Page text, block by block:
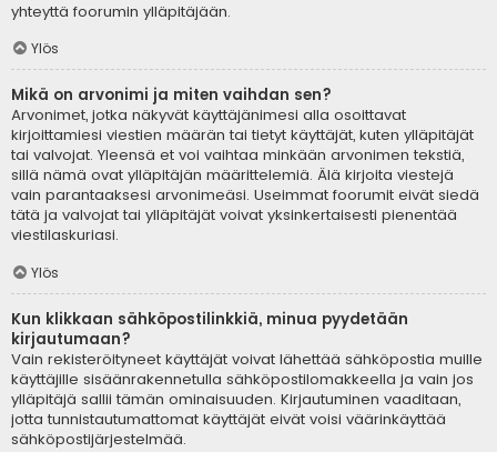
yhteyttä foorumin ylläpitäjään.
Ylös
Mikä on arvonimi ja miten vaihdan sen?
Arvonimet, jotka näkyvät käyttäjänimesi alla osoittavat
kirjoittamiesi viestien määrän tai tietyt käyttäjät, kuten ylläpitäjät
tai valvojat. Yleensä et voi vaihtaa minkään arvonimen tekstiä,
sillä nämä ovat ylläpitäjän määrittelemiä. Älä kirjoita viestejä
vain parantaaksesi arvonimeäsi. Useimmat foorumit eivät siedä
tätä ja valvojat tai ylläpitäjät voivat yksinkertaisesti pienentää
viestilaskuriasi.
Ylös
Kun klikkaan sähköpostilinkkiä, minua pyydetään
kirjautumaan?
Vain rekisteröityneet käyttäjät voivat lähettää sähköpostia muille
käyttäjille sisäänrakennetulla sähköpostilomakkeella ja vain jos
ylläpitäjä sallii tämän ominaisuuden. Kirjautuminen vaaditaan,
jotta tunnistautumattomat käyttäjät eivät voisi väärinkäyttää
sähköpostijärjestelmää.